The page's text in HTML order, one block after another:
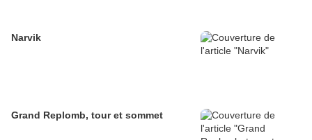
Narvik
Grand Replomb, tour et sommet